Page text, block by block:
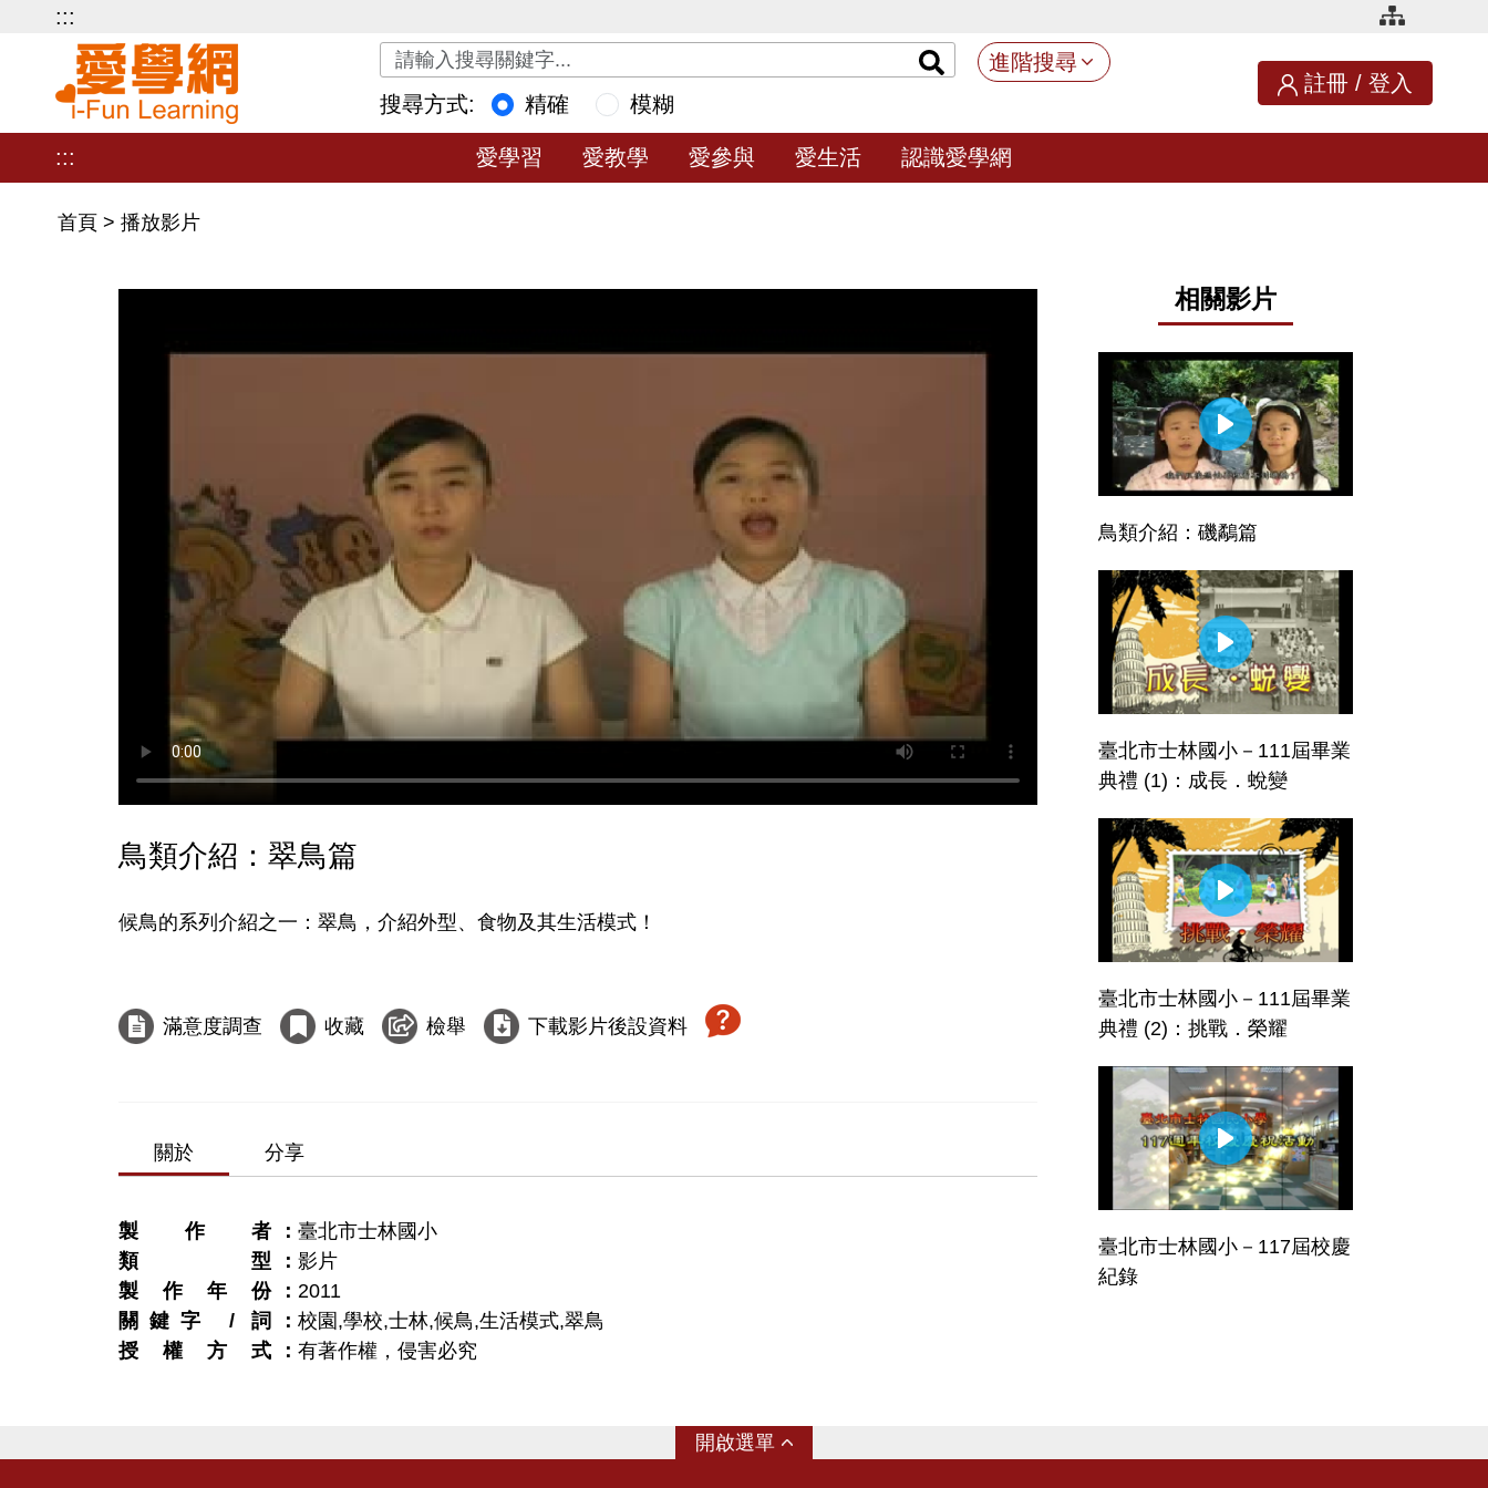
:::
關鍵字搜尋
進階搜尋
搜尋方式:
精確 模糊
註冊 / 登入
::: 愛學習 愛教學 愛參與 愛生活 認識愛學網
首頁 > 播放影片
鳥類介紹：翠鳥篇
候鳥的系列介紹之一：翠鳥，介紹外型、食物及其生活模式！
滿意度調查 收藏 檢舉 下載影片後設資料
關於 分享
製作者
臺北市士林國小
類型
影片
製作年份
2011
關鍵字 / 詞
校園,學校,士林,候鳥,生活模式,翠鳥
授權方式
有著作權，侵害必究
相關影片
鳥類介紹：磯鷸篇
臺北市士林國小－111屆畢業
典禮 (1)：成長．蛻變
臺北市士林國小－111屆畢業
典禮 (2)：挑戰．榮耀
臺北市士林國小－117屆校慶
紀錄
選單